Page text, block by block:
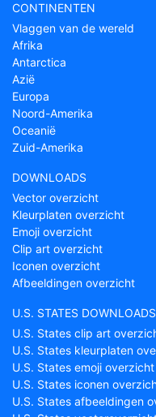
CONTINENTEN
Vlaggen van de wereld
Afrika
Antarctica
Azië
Europa
Noord-Amerika
Oceanië
Zuid-Amerika
DOWNLOADS
Vector overzicht
Kleurplaten overzicht
Emoji overzicht
Clip art overzicht
Iconen overzicht
Afbeeldingen overzicht
U.S. STATES DOWNLOADS
U.S. States clip art
U.S. States kleurplaten
U.S. States emoji overzicht
U.S. States iconen
U.S. States afbeeldingen